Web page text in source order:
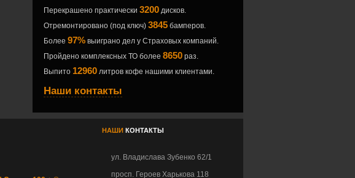
Перекрашено практически 3200 дисков.
Отремонтировано (под ключ) 3845 бамперов.
Более 97% выиграно дел у Страховых компаний.
Пройдено комплексных ТО более 8650 раз.
Выпито 12960 литров кофе нашими клиентами.
Наши контакты
НАШИ КОНТАКТЫ
ул. Владислава Зубенко 62/1
просп. Героев Харькова 118